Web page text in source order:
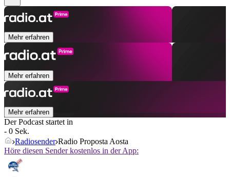
Mehr erfahren
Mehr erfahren
Mehr erfahren
Der Podcast startet in
- 0 Sek.
Radiosender Radio Proposta Aosta
Höre diesen Sender kostenlos in der App: